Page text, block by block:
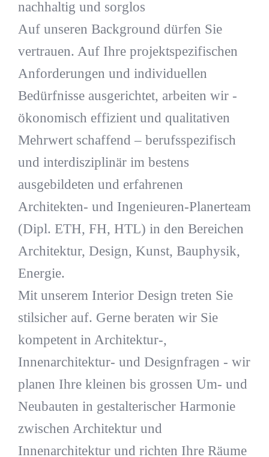
nachhaltig und sorglos
Auf unseren Background dürfen Sie
vertrauen. Auf Ihre projektspezifischen
Anforderungen und individuellen
Bedürfnisse ausgerichtet, arbeiten wir -
ökonomisch effizient und qualitativen
Mehrwert schaffend – berufsspezifisch
und interdisziplinär im bestens
ausgebildeten und erfahrenen
Architekten- und Ingenieuren-Planerteam
(Dipl. ETH, FH, HTL) in den Bereichen
Architektur, Design, Kunst, Bauphysik,
Energie.
Mit unserem Interior Design treten Sie
stilsicher auf. Gerne beraten wir Sie
kompetent in Architektur-,
Innenarchitektur- und Designfragen - wir
planen Ihre kleinen bis grossen Um- und
Neubauten in gestalterischer Harmonie
zwischen Architektur und
Innenarchitektur und richten Ihre Räume